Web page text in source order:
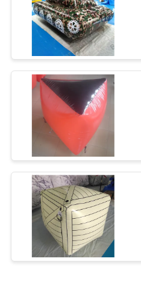
SITEMAP
PRIVACY
POLICY